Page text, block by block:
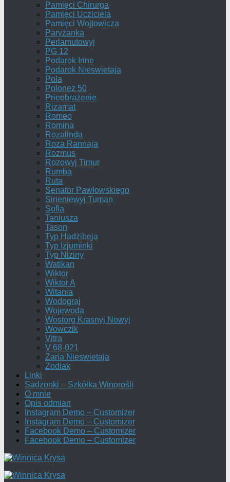
Pamięci Chirurga
Pamięci Ucziciela
Pamięci Wojtowicza
Paryżanka
Perlamutowyj
PG 12
Podarok Irine
Podarok Nieswietaja
Pola
Polonez 50
Prieobrażenie
Rizamat
Romeo
Romina
Rozalinda
Roza Rannaja
Rozmus
Rozowyj Timur
Rumba
Ruta
Senator Pawłowskiego
Sirieniewyj Tuman
Sofia
Taniusza
Tason
Typ Hadżibeja
Typ Izjuminki
Typ Niziny
Watikan
Wiktor
Wiktor A
Witania
Wodograj
Wojewoda
Wostorg Krasnyj Nowyj
Wowczik
Vitra
V 68-021
Zaria Nieswietaja
Zodiak
Linki
Sadzonki – Szkółka Winorośli
O mnie
Opis odmian
Instagram Demo – Customizer
Instagram Demo – Customizer
Facebook Demo – Customizer
Facebook Demo – Customizer